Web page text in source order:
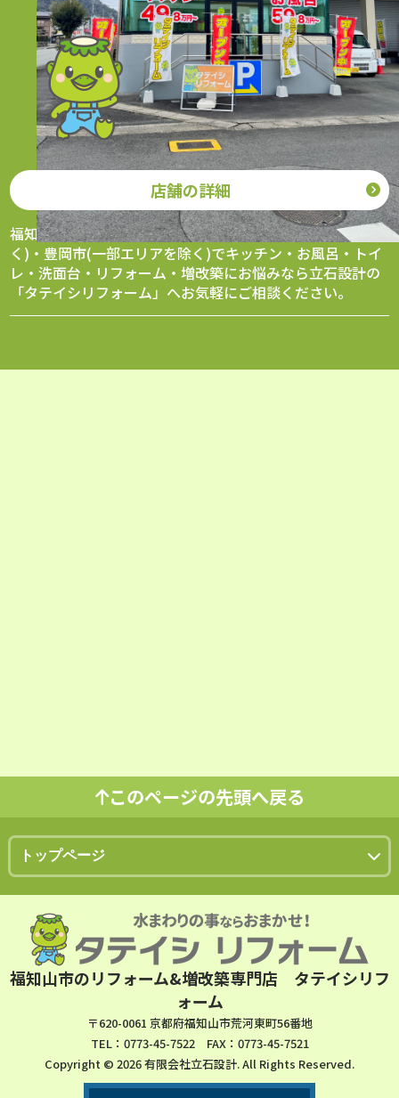
タテイシリフォーム
〒620-0061 京都府福知山市荒河東町56番地
営業時間 9:30～17:30（水曜日定休）
0773-45-7522
店舗の詳細
福知山市、綾部市、与謝野町・丹波市(一部エリアを除
く)・豊岡市(一部エリアを除く)でキッチン・お風呂・トイ
レ・洗面台・リフォーム・増改築にお悩みなら立石設計の
「タテイシリフォーム」へお気軽にご相談ください。
このページの先頭へ戻る
福知山市のリフォーム&増改築専門店 タテイシリフ
ォーム
〒620-0061 京都府福知山市荒河東町56番地
TEL：0773-45-7522 FAX：0773-45-7521
Copyright © 2026 有限会社立石設計. All Rights Reserved.